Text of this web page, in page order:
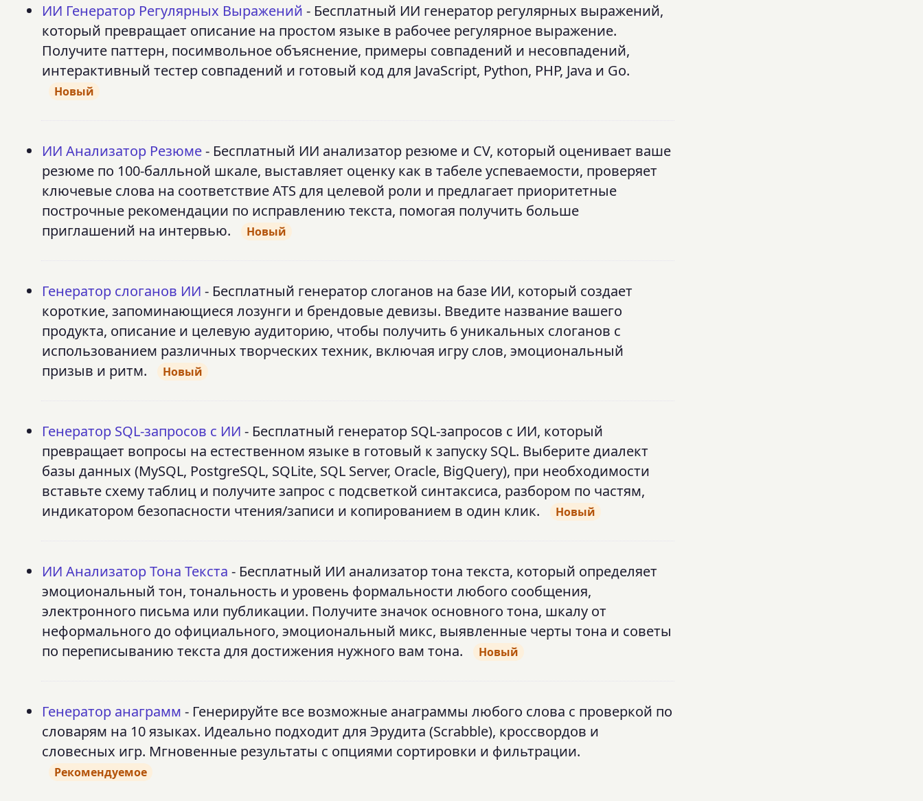
ИИ Генератор Регулярных Выражений - Бесплатный ИИ генератор регулярных выражений,
который превращает описание на простом языке в рабочее регулярное выражение.
Получите паттерн, посимвольное объяснение, примеры совпадений и несовпадений,
интерактивный тестер совпадений и готовый код для JavaScript, Python, PHP, Java и Go.
Новый
ИИ Анализатор Резюме- Бесплатный ИИ анализатор резюме и CV, который оценивает ваше
резюме по 100-балльной шкале, выставляет оценку как в табеле успеваемости, проверяет
ключевые слова на соответствие ATS для целевой роли и предлагает приоритетные
построчные рекомендации по исправлению текста, помогая получить больше
приглашений на интервью.
Новый
Генератор слоганов ИИ - Бесплатный генератор слоганов на базе ИИ, который создает
короткие, запоминающиеся лозунги и брендовые девизы. Введите название вашего
продукта, описание и целевую аудиторию, чтобы получить 6 уникальных слоганов с
использованием различных творческих техник, включая игру слов, эмоциональный
призыв и ритм.
Новый
Генератор SQL-запросов с ИИ - Бесплатный генератор SQL-запросов с ИИ, который
превращает вопросы на естественном языке в готовый к запуску SQL. Выберите диалект
базы данных (MySQL, PostgreSQL, SQLite, SQL Server, Oracle, BigQuery), при необходимости
вставьте схему таблиц и получите запрос с подсветкой синтаксиса, разбором по частям,
индикатором безопасности чтения/записи и копированием в один клик.
Новый
ИИ Анализатор Тона Текста - Бесплатный ИИ анализатор тона текста, который определяет
эмоциональный тон, тональность и уровень формальности любого сообщения,
электронного письма или публикации. Получите значок основного тона, шкалу от
неформального до официального, эмоциональный микс, выявленные черты тона и советы
по переписыванию текста для достижения нужного вам тона.
Новый
Генератор анаграмм - Генерируйте все возможные анаграммы любого слова с проверкой по
словарям на 10 языках. Идеально подходит для Эрудита (Scrabble), кроссвордов и
словесных игр. Мгновенные результаты с опциями сортировки и фильтрации.
Рекомендуемое